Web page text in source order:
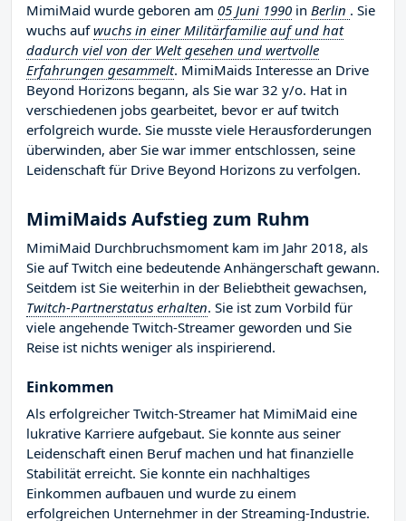
MimiMaid wurde geboren am 05 Juni 1990 in Berlin . Sie
wuchs aufwuchs in einer Militärfamilie auf und hat
dadurch viel von der Welt gesehen und wertvolle
Erfahrungen gesammelt. MimiMaids Interesse an Drive
Beyond Horizons begann, als Sie war 32 y/o. Hat in
verschiedenen jobs gearbeitet, bevor er auf twitch
erfolgreich wurde. Sie musste viele Herausforderungen
überwinden, aber Sie war immer entschlossen, seine
Leidenschaft für Drive Beyond Horizons zu verfolgen.
MimiMaids Aufstieg zum Ruhm
MimiMaid Durchbruchsmoment kam im Jahr 2018, als
Sie auf Twitch eine bedeutende Anhängerschaft gewann.
Seitdem ist Sie weiterhin in der Beliebtheit gewachsen,
Twitch-Partnerstatus erhalten. Sie ist zum Vorbild für
viele angehende Twitch-Streamer geworden und Sie
Reise ist nichts weniger als inspirierend.
Einkommen
Als erfolgreicher Twitch-Streamer hat MimiMaid eine
lukrative Karriere aufgebaut. Sie konnte aus seiner
Leidenschaft einen Beruf machen und hat finanzielle
Stabilität erreicht. Sie konnte ein nachhaltiges
Einkommen aufbauen und wurde zu einem
erfolgreichen Unternehmer in der Streaming-Industrie.